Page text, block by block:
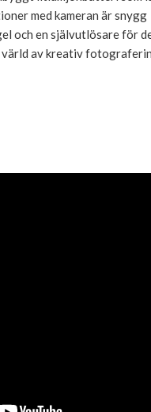
med kameran är snygg
och en självutlösare för
värld av kreativ